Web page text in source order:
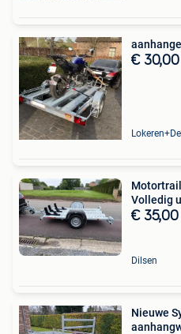
€ 30,00
Volledig
€ 35,00
Dilsen
Nieuwe